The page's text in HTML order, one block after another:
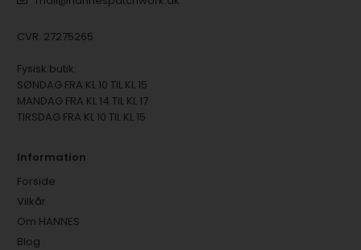
CVR: 27275265
Fysisk butik:
SØNDAG FRA KL 10 TIL KL 15
MANDAG FRA KL 14 TIL KL 17
TIRSDAG FRA KL 10 TIL KL 15
Information
Forside
Vilkår
Om HANNES
Blog